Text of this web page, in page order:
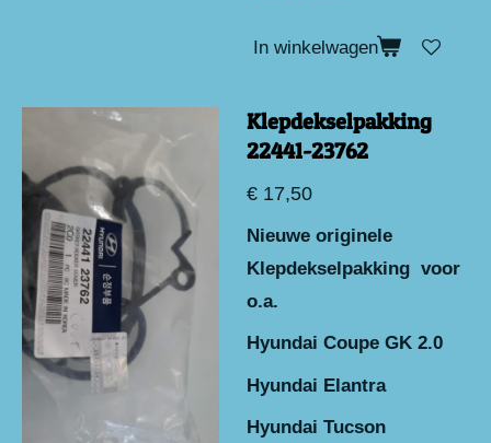
In winkelwagen
Klepdekselpakking
22441-23762
€ 17,50
Nieuwe originele
Klepdekselpakking voor
o.a.
Hyundai Coupe GK 2.0
Hyundai Elantra
Hyundai Tucson